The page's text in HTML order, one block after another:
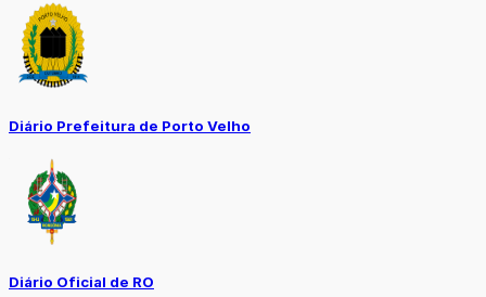
Diário Prefeitura de Porto Velho
Diário Oficial de RO